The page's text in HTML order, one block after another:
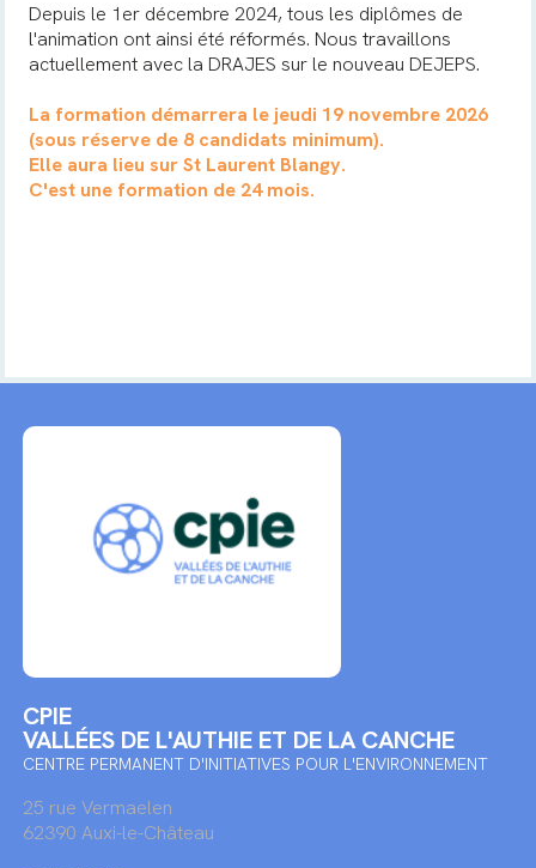
Depuis le 1er décembre 2024, tous les diplômes de
l'animation ont ainsi été réformés. Nous travaillons
actuellement avec la DRAJES sur le nouveau DEJEPS.
La formation démarrera le jeudi 19 novembre 2026
(sous réserve de 8 candidats minimum).
Elle aura lieu sur St Laurent Blangy.
C'est une formation de 24 mois.
CPIE
VALLÉES DE L'AUTHIE ET DE LA CANCHE
CENTRE PERMANENT D'INITIATIVES POUR L'ENVIRONNEMENT
25 rue Vermaelen
62390 Auxi-le-Château